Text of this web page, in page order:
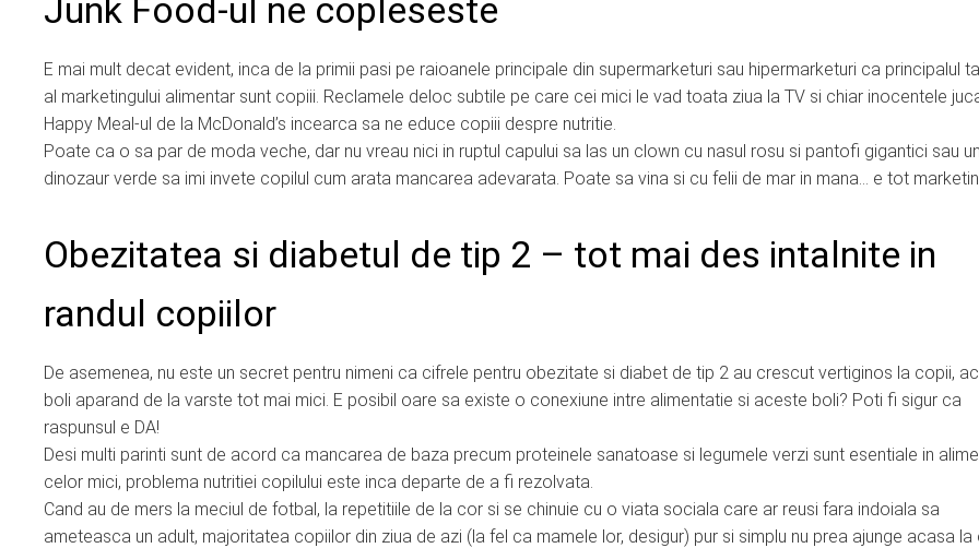
Junk Food-ul ne copleseste
E mai mult decat evident, inca de la primii pasi pe raioanele principale din supermarketuri sau hipermarketuri ca principalul
al marketingului alimentar sunt copiii. Reclamele deloc subtile pe care cei mici le vad toata ziua la TV si chiar inocentele
Happy Meal-ul de la McDonald’s incearca sa ne educe copiii despre nutritie.
Poate ca o sa par de moda veche, dar nu vreau nici in ruptul capului sa las un clown cu nasul rosu si pantofi gigantici sau un
dinozaur verde sa imi invete copilul cum arata mancarea adevarata. Poate sa vina si cu felii de mar in mana… e tot
Obezitatea si diabetul de tip 2 – tot mai des intalnite in
randul copiilor
De asemenea, nu este un secret pentru nimeni ca cifrele pentru obezitate si diabet de tip 2 au crescut vertiginos la copii,
boli aparand de la varste tot mai mici. E posibil oare sa existe o conexiune intre alimentatie si aceste boli? Poti fi sigur ca
raspunsul e DA!
Desi multi parinti sunt de acord ca mancarea de baza precum proteinele sanatoase si legumele verzi sunt esentiale in
celor mici, problema nutritiei copilului este inca departe de a fi rezolvata.
Cand au de mers la meciul de fotbal, la repetitiile de la cor si se chinuie cu o viata sociala care ar reusi fara indoiala sa
ameteasca un adult, majoritatea copiilor din ziua de azi (la fel ca mamele lor, desigur) pur si simplu nu prea ajunge acasa la